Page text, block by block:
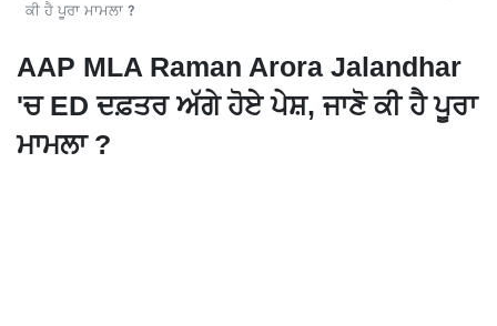
ਕੀ ਹੈ ਪੂਰਾ ਮਾਮਲਾ ?
AAP MLA Raman Arora Jalandhar
'ਚ ED ਦਫ਼ਤਰ ਅੱਗੇ ਹੋਏ ਪੇਸ਼, ਜਾਣੋ ਕੀ ਹੈ ਪੂਰਾ
ਮਾਮਲਾ ?